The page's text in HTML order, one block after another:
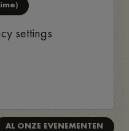
settings
AL ONZE EVENEMENTEN